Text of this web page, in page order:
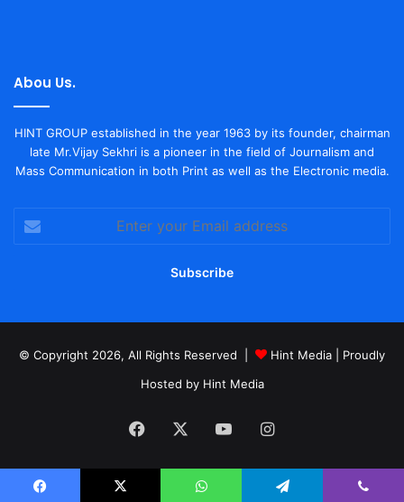
Abou Us.
HINT GROUP established in the year 1963 by its founder, chairman
late Mr.Vijay Sekhri is a pioneer in the field of Journalism and
Mass Communication in both Print as well as the Electronic media.
your
© Copyright 2026, All Rights Reserved | Hint Media | Proudly
Hosted by Hint Media
Facebook YouTubeInstagram